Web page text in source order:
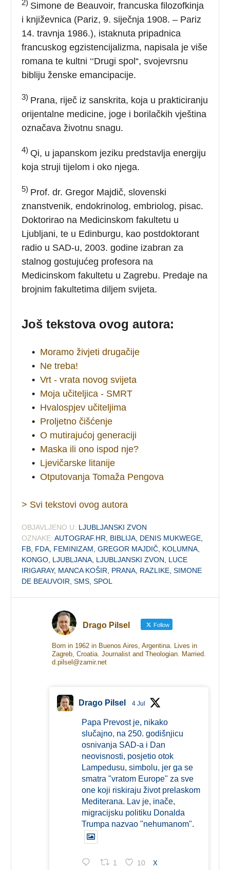
2) Simone de Beauvoir, francuska filozofkinja
i književnica (Pariz, 9. siječnja 1908. – Pariz
14. travnja 1986.), istaknuta pripadnica
francuskog egzistencijalizma, napisala je više
romana te kultni ‘‘Drugi spol“, svojevrsnu
bibliju ženske emancipacije.
3) Prana, riječ iz sanskrita, koja u prakticiranju
orijentalne medicine, joge i borilačkih vještina
označava životnu snagu.
4) Qi, u japanskom jeziku predstavlja energiju
koja struji tijelom i oko njega.
5) Prof. dr. Gregor Majdič, slovenski
znanstvenik, endokrinolog, embriolog, pisac.
Doktorirao na Medicinskom fakultetu u
Ljubljani, te u Edinburgu, kao postdoktorant
radio u SAD-u, 2003. godine izabran za
stalnog gostujućeg profesora na
Medicinskom fakultetu u Zagrebu. Predaje na
brojnim fakultetima diljem svijeta.
Još tekstova ovog autora:
• Moramo živjeti drugačije
• Ne treba!
• Vrt - vrata novog svijeta
• Moja učiteljica - SMRT
• Hvalospjev učiteljima
• Proljetno čišćenje
• O mutirajućoj generaciji
• Maska ili ono ispod nje?
• Ljevičarske litanije
• Otputovanja Tomaža Pengova
> Svi tekstovi ovog autora
OBJAVLJENO U: LJUBLJANSKI ZVON
OZNAKE: AUTOGRAF.HR BIBLIJA DENIS MUKWEGE
FB FDA FEMINIZAM ,GREGOR MAJDIČ KOLUMNA
KONGO LJUBLJANA LJUBLJANSKI ZVON
LUCE
IRIGARAY, MANCA KOŠIR PRANA RAZLIKE ,SIMONE
DE BEAUVOIR ,SMS ,SPOL
Drago Pilsel Follow
Born in 1962 in Buenos Aires, Argentina. Lives in
Zagreb, Croatia. Journalist and Theologian. Married.
d.pilsel@zamir.net
Drago Pilsel 4 Jul
Papa Prevost je, nikako
slučajno, na 250. godišnjicu
osnivanja SAD-a i Dan
neovisnosti, posjetio otok
Lampedusu, simbolu, jer ga se
smatra "vratom Europe" za sve
one koji riskiraju život prelaskom
Mediterana. Lav je, inače,
migracijsku politiku Donalda
Trumpa nazvao "nehumanom".
1 10 X